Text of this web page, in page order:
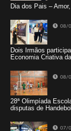
Dia dos Pais –
08/
Dois Irmãos
Economia Criativa
08/
28ª Olimpíada
disputas de
07/